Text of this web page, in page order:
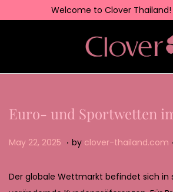
Welcome to Clover Thailand!
Euro- und Sportwetten
Posted on
May 22, 2025 M
y
. by clover-thailand.com .
Der globale Wettmarkt befindet sich in